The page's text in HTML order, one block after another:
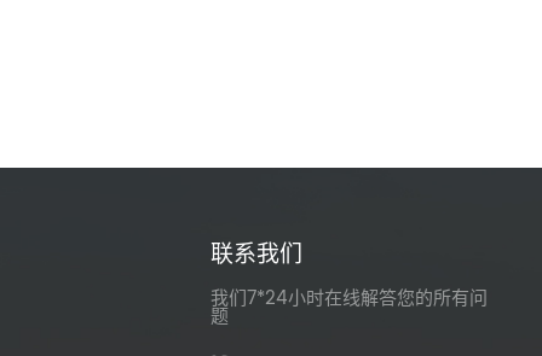
联系我们
我们7*24小时在线解答您的所有问
题